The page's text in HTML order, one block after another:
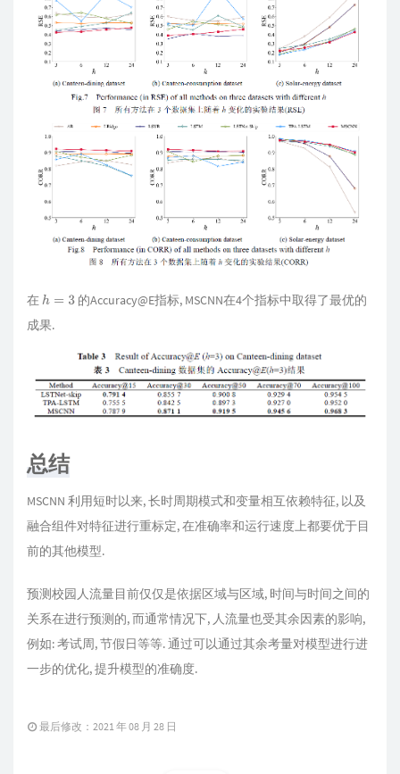
在 h=3
的Accuracy@E指标, MSCNN在4个指标中取得了最优的
成果.
总结
MSCNN 利用短时以来, 长时周期模式和变量相互依赖特征, 以及
融合组件对特征进行重标定, 在准确率和运行速度上都要优于目
前的其他模型.
预测校园人流量目前仅仅是依据区域与区域, 时间与时间之间的
关系在进行预测的, 而通常情况下, 人流量也受其余因素的影响,
例如: 考试周, 节假日等等. 通过可以通过其余考量对模型进行进
一步的优化, 提升模型的准确度.
最后修改：2021 年 08 月 28 日